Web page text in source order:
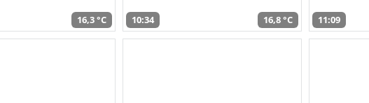
16,3 °C 10:34 16,8 °C 11:09